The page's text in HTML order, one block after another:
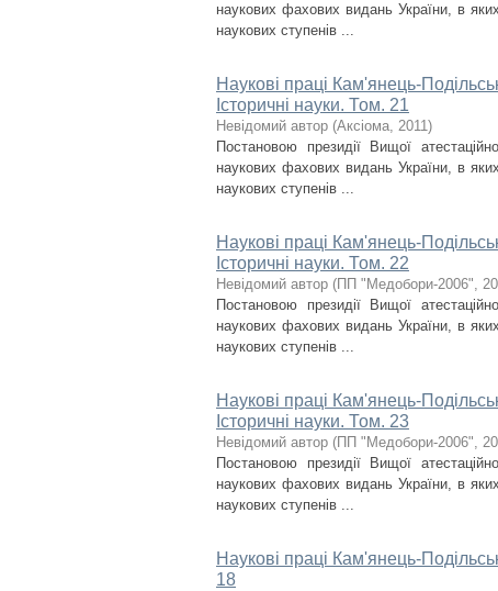
наукових фахових видань України, в
наукових ступенів ...
Наукові праці Кам'янець-
Історичні науки. Том. 21
Невідомий автор (Аксіома, 2011)
Постановою президії Вищої
наукових фахових видань України, в
наукових ступенів ...
Наукові праці Кам'янець-
Історичні науки. Том. 22
Невідомий автор (ПП "Медобори-2006",
Постановою президії Вищої
наукових фахових видань України, в
наукових ступенів ...
Наукові праці Кам'янець-
Історичні науки. Том. 23
Невідомий автор (ПП "Медобори-2006",
Постановою президії Вищої
наукових фахових видань України, в
наукових ступенів ...
Наукові праці Кам'янець-
18